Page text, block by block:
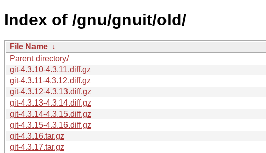
Index of /gnu/gnuit/old/
File Name ↓
Parent directory/
git-4.3.10-4.3.11.diff.gz
git-4.3.11-4.3.12.diff.gz
git-4.3.12-4.3.13.diff.gz
git-4.3.13-4.3.14.diff.gz
git-4.3.14-4.3.15.diff.gz
git-4.3.15-4.3.16.diff.gz
git-4.3.16.tar.gz
git-4.3.17.tar.gz